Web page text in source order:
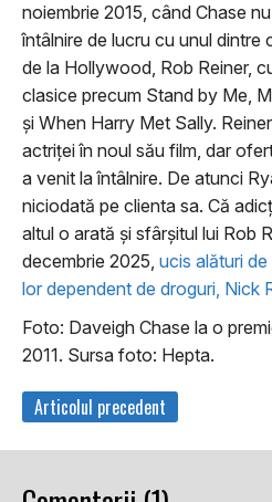
noiembrie 2015, când Chase
întâlnire de lucru cu unul dintre
de la Hollywood, Rob Reiner,
clasice precum Stand by Me,
şi When Harry Met Sally.
actriţei în noul său film, dar
a venit la întâlnire. De atunci
niciodată pe clienta sa. Că
altul o arată şi sfârşitul lui Rob
decembrie 2025, ucis alături
lor dependent de droguri, Nick
Foto: Daveigh Chase la o
2011. Sursa foto: Hepta.
Articolul precedent